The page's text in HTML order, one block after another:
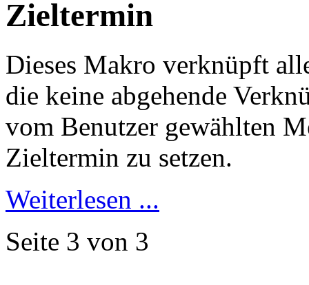
Zieltermin
Dieses Makro verknüpft
die keine abgehende
vom Benutzer gewählten
Zieltermin zu setzen.
Weiterlesen ...
Seite 3 von 3